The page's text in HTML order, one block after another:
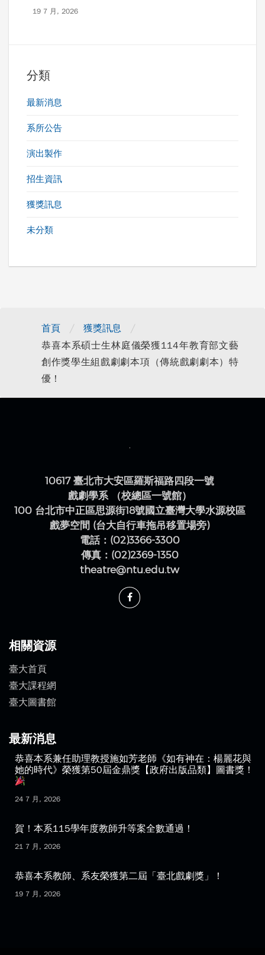
19 7 月, 2026
分類
最新消息
系所公告
演出製作
招生資訊
獲獎訊息
未分類
首頁 / 獲獎訊息 /
恭喜本系碩士生林庭儀榮獲114年教育部文藝
創作獎學生組戲劇劇本項（傳統戲劇劇本）特
優！
10617 臺北市大安區羅斯福路四段一號
戲劇學系 （校總區一號館）
100 台北市中正區思源街18號國立臺灣大學水源校區
戲夢空間 (台大自行車拖吊移置場旁)
傳真：(02)2369-1350
theatre@ntu.edu.tw
相關資源
臺大首頁
臺大圖書館
最新消息
恭喜本系兼任助理教授施如芳老師《如有神在：楊麗花與
賀！本系115學年度教師升等案全數通過！